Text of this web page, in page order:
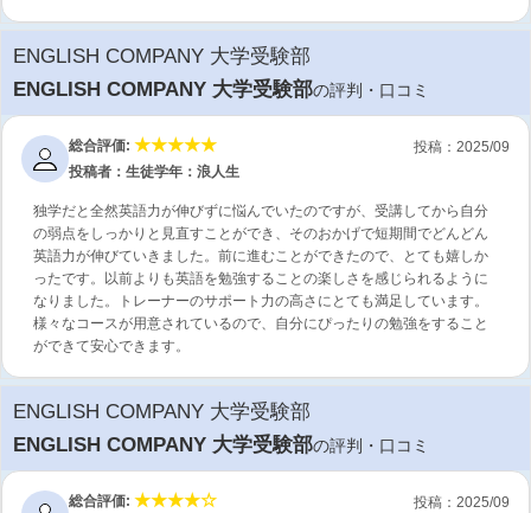
ENGLISH COMPANY 大学受験部
ENGLISH COMPANY 大学受験部の評判・口コミ
投稿：2025/09
総合評価:
投稿者：生徒学年：浪人生
独学だと全然英語力が伸びずに悩んでいたのですが、受講してから自分
の弱点をしっかりと見直すことができ、そのおかげで短期間でどんどん
英語力が伸びていきました。前に進むことができたので、とても嬉しか
ったです。以前よりも英語を勉強することの楽しさを感じられるように
なりました。トレーナーのサポート力の高さにとても満足しています。
様々なコースが用意されているので、自分にぴったりの勉強をすること
ができて安心できます。
ENGLISH COMPANY 大学受験部
ENGLISH COMPANY 大学受験部の評判・口コミ
投稿：2025/09
総合評価: